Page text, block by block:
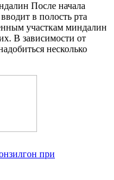
После начала
в полость рта
участкам миндалин
В зависимости от
несколько
при